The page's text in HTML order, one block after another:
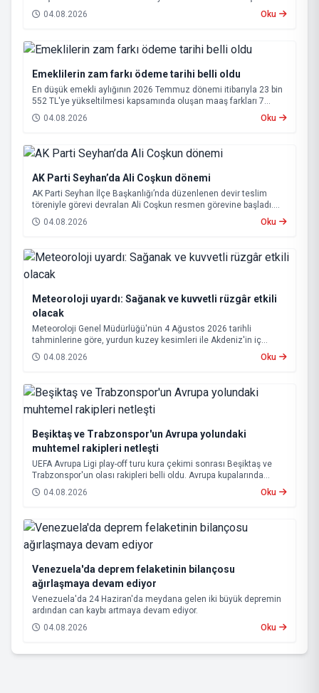
annesi 65 yaşındaki kadın hayatını kaybetti.
04.08.2026 Oku
Emeklilerin zam farkı ödeme tarihi belli oldu
En düşük emekli aylığının 2026 Temmuz dönemi itibarıyla 23 bin
552 TL'ye yükseltilmesi kapsamında oluşan maaş farkları 7
Ağustos 2026 tarihinde hesaplara yatırılacak.
04.08.2026 Oku
AK Parti Seyhan’da Ali Coşkun dönemi
AK Parti Seyhan İlçe Başkanlığı’nda düzenlenen devir teslim
töreniyle görevi devralan Ali Coşkun resmen görevine başladı.
Hizmet vurgusu yapan Coşkun, “AK Partili olmak, bu ülkenin her
metrekaresine sevdalı olmaktır” dedi.
04.08.2026 Oku
Meteoroloji uyardı: Sağanak ve kuvvetli rüzgâr etkili
olacak
Meteoroloji Genel Müdürlüğü'nün 4 Ağustos 2026 tarihli
tahminlerine göre, yurdun kuzey kesimleri ile Akdeniz'in iç
bölgelerinde yer yer sağanak ve gök gürültülü sağanak yağış
bekleniyor.
04.08.2026 Oku
Beşiktaş ve Trabzonspor'un Avrupa yolundaki
muhtemel rakipleri netleşti
UEFA Avrupa Ligi play-off turu kura çekimi sonrası Beşiktaş ve
Trabzonspor'un olası rakipleri belli oldu. Avrupa kupalarında
yoluna devam eden Beşiktaş ve Trabzonspor, grup aşamasına
kalabilmek için kritik eşleşmelerle karşı karşıya gelecek.
04.08.2026 Oku
Venezuela'da deprem felaketinin bilançosu
ağırlaşmaya devam ediyor
Venezuela'da 24 Haziran'da meydana gelen iki büyük depremin
ardından can kaybı artmaya devam ediyor.
04.08.2026
Oku